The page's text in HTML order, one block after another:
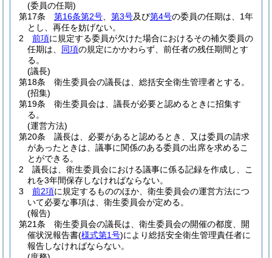
(委員の任期)
第17条
第16条第2号 第3号及び第4号の委員の任期は、1年
とし、再任を妨げない。
2
前項に規定する委員が欠けた場合におけるその補欠委員の
任期は、 同項の規定にかかわらず、前任者の残任期間とす
る。
(議長)
第18条
衛生委員会の議長は、総括安全衛生管理者とする。
(招集)
第19条
衛生委員会は、議長が必要と認めるときに招集す
る。
(運営方法)
第20条
議長は、必要があると認めるとき、又は委員の請求
があったときは、議事に関係のある委員の出席を求めるこ
とができる。
2
議長は、衛生委員会における議事に係る記録を作成し、こ
れを3年間保存しなければならない。
3
前2項に規定するもののほか、衛生委員会の運営方法につ
いて必要な事項は、衛生委員会が定める。
(報告)
第21条
衛生委員会の議長は、衛生委員会の開催の都度、開
催状況報告書(様式第1号)により総括安全衛生管理責任者に
報告しなければならない。